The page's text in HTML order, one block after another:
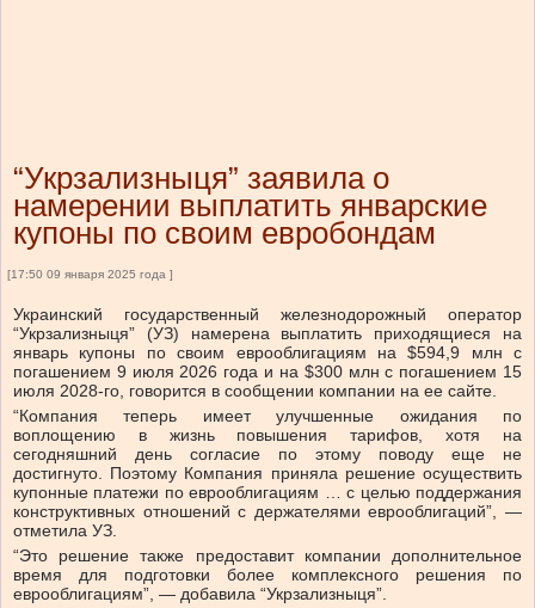
“Укрзализныця” заявила о
намерении выплатить январские
купоны по своим евробондам
[17:50 09 января 2025 года ]
Украинский государственный железнодорожный оператор
“Укрзализныця” (УЗ) намерена выплатить приходящиеся на
январь купоны по своим еврооблигациям на $594,9 млн с
погашением 9 июля 2026 года и на $300 млн с погашением 15
июля 2028-го, говорится в сообщении компании на ее сайте.
“Компания теперь имеет улучшенные ожидания по
воплощению в жизнь повышения тарифов, хотя на
сегодняшний день согласие по этому поводу еще не
достигнуто. Поэтому Компания приняла решение осуществить
купонные платежи по еврооблигациям … с целью поддержания
конструктивных отношений с держателями еврооблигаций”, —
отметила УЗ.
“Это решение также предоставит компании дополнительное
время для подготовки более комплексного решения по
еврооблигациям”, — добавила “Укрзализныця”.